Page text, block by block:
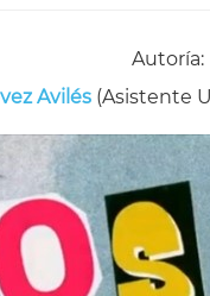
Autoría:
Avilés (Asistente